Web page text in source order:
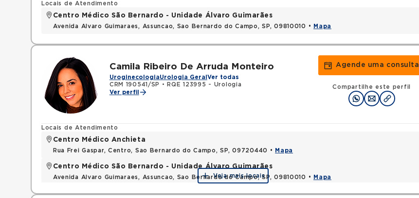
Locais de Atendimento
Centro Médico São Bernardo - Unidade Álvaro Guimarães
Avenida Alvaro Guimaraes, Assuncao, Sao Bernardo do Campo, SP, 09810010 • Mapa
Camila Ribeiro De Arruda Monteiro
UroginecologiaUrologia Geral Ver todas
CRM 190541/SP
•
RQE 123995 - Urologia
Ver perfil
Agende uma consulta
Compartilhe este perfil
Locais de Atendimento
Centro Médico Anchieta
Rua Frei Gaspar, Centro, Sao Bernardo do Campo, SP, 09720440 • Mapa
Centro Médico São Bernardo - Unidade Álvaro Guimarães
Avenida Alvaro Guimaraes, Assuncao, Sao Bernardo do Campo, SP, 09810010 • Mapa
Veja mais locais